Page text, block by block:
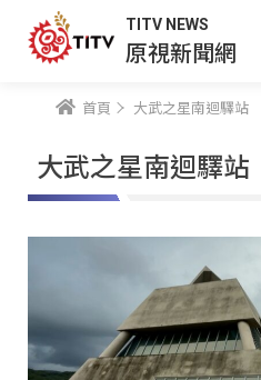
TITV NEWS
原視新聞網
首頁 大武之星南迴驛站
大武之星南迴驛站